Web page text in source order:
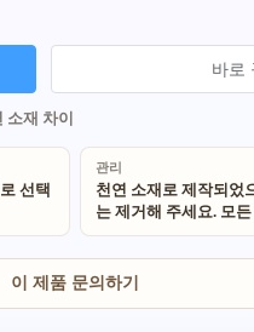
바로
소재 차이
선택
관리
천연 소재로 제작되었
는 제거해 주세요. 모
약간의 오차가 발생할
연 친환경 소재를 사
사용하므로 각 제품은
이 제품 문의하기